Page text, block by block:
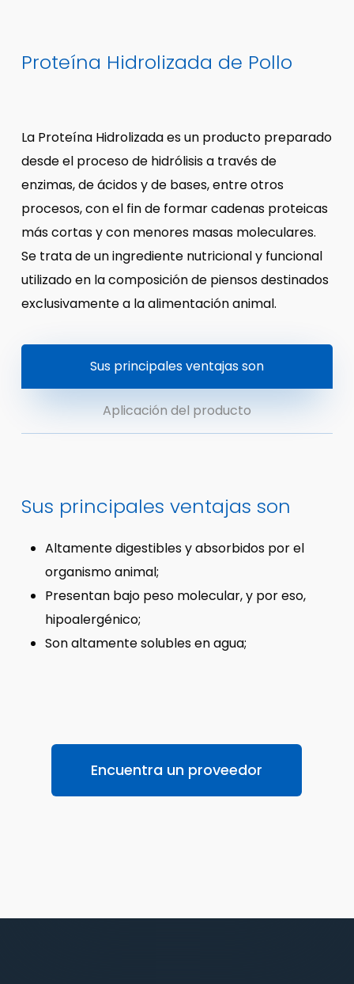
Proteína Hidrolizada de Pollo
La Proteína Hidrolizada es un producto preparado
desde el proceso de hidrólisis a través de
enzimas, de ácidos y de bases, entre otros
procesos, con el fin de formar cadenas proteicas
más cortas y con menores masas moleculares.
Se trata de un ingrediente nutricional y funcional
utilizado en la composición de piensos destinados
exclusivamente a la alimentación animal.
Sus principales ventajas son
Aplicación del producto
Sus principales ventajas son
Altamente digestibles y absorbidos por el
organismo animal;
Presentan bajo peso molecular, y por eso,
hipoalergénico;
Son altamente solubles en agua;
Encuentra un proveedor